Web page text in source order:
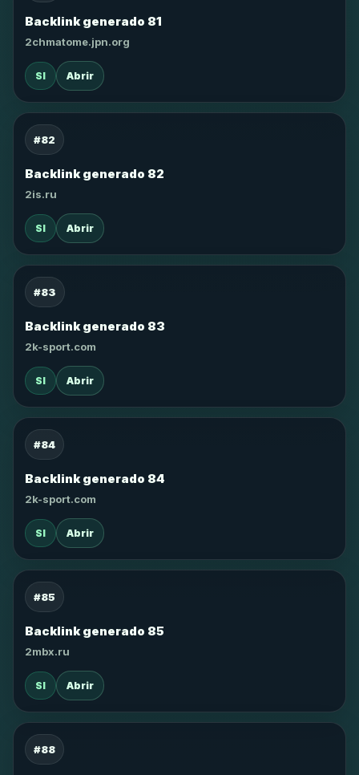
Backlink generado 81
2chmatome.jpn.org
SI Abrir
#82
Backlink generado 82
2is.ru
SI Abrir
#83
Backlink generado 83
2k-sport.com
SI Abrir
#84
Backlink generado 84
2k-sport.com
SI Abrir
#85
Backlink generado 85
2mbx.ru
SI Abrir
#88